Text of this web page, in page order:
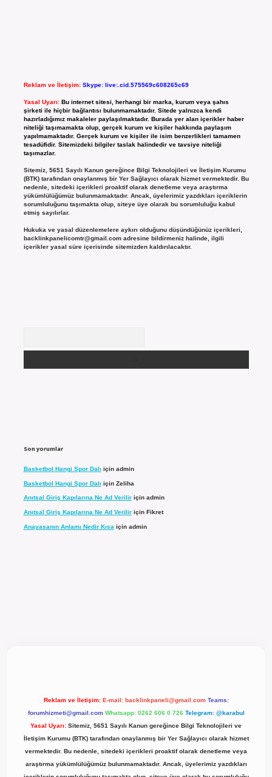
Reklam ve İletişim: Skype: live:.cid.575569c608265c69
Yasal Uyarı: Bu internet sitesi, herhangi bir marka, kurum veya şahıs
şirketi ile hiçbir bağlantısı bulunmamaktadır. Sitede yalnızca kendi
hazırladığımız makaleler paylaşılmaktadır. Burada yer alan içerikler haber
niteliği taşımamakta olup, gerçek kurum ve kişiler hakkında paylaşım
yapılmamaktadır. Gerçek kurum ve kişiler ile isim benzerlikleri tamamen
tesadüfidir. Sitemizdeki bilgiler taslak halindedir ve tavsiye niteliği
taşımazlar.
Sitemiz, 5651 Sayılı Kanun gereğince Bilgi Teknolojileri ve İletişim Kurumu
(BTK) tarafından onaylanmış bir Yer Sağlayıcı olarak hizmet vermektedir. Bu
nedenle, sitedeki içerikleri proaktif olarak denetleme veya araştırma
yükümlülüğümüz bulunmamaktadır. Ancak, üyelerimiz yazdıkları içeriklerin
sorumluluğunu taşımakta olup, siteye üye olarak bu sorumluluğu kabul
etmiş sayılırlar.
Hukuka ve yasal düzenlemelere aykırı olduğunu düşündüğünüz içerikleri,
backlinkpanelicomtr@gmail.comadresine bildirmeniz halinde, ilgili
içerikler yasal süre içerisinde sitemizden kaldırılacaktır.
Son yorumlar
Basketbol Hangi Spor Dalı için admin
Basketbol Hangi Spor Dalı için Zeliha
Anıtsal Giriş Kapılarına Ne Ad Veriliriçin admin
Anıtsal Giriş Kapılarına Ne Ad Veriliriçin Fikret
Anayasanın Anlamı Nedir Kısa için admin
Reklam ve İletişim: E-mail: backlinkpaneli@gmail.com Teams:
forumhizmeti@gmail.com Whatsapp: 0262 606 0 726 Telegram: @karabul
Yasal Uyarı: Sitemiz, 5651 Sayılı Kanun gereğince Bilgi Teknolojileri ve
İletişim Kurumu (BTK) tarafından onaylanmış bir Yer Sağlayıcı olarak hizmet
vermektedir. Bu nedenle, sitedeki içerikleri proaktif olarak denetleme veya
araştırma yükümlülüğümüz bulunmamaktadır. Ancak, üyelerimiz yazdıkları